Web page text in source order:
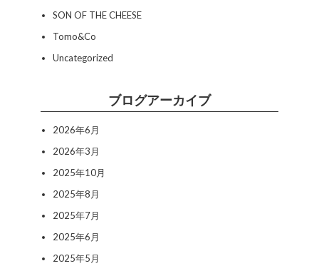
SON OF THE CHEESE
Tomo&Co
Uncategorized
ブログアーカイブ
2026年6月
2026年3月
2025年10月
2025年8月
2025年7月
2025年6月
2025年5月